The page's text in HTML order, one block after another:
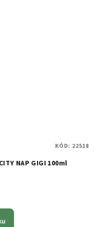
NAP GIGI 100ml
KÓD: 22518